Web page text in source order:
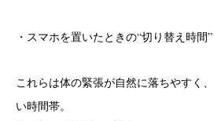
・スマホを置いたときの“切り替え時間”
これらは体の緊張が自然に落ちやすく
い時間帯。